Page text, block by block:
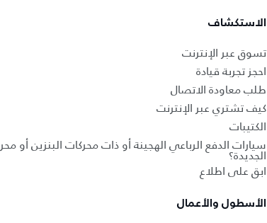
الاستكشاف
تسوق عبر الإنترنت
احجز تجربة قيادة
طلب معاودة الاتصال
كيف تشتري عبر الإنترنت
الكتيبات
سيارات الدفع الرباعي الهجينة أو ذات محركات البنزين أو
الجديدة؟
ابق على اطلاع
الأسطول والأعمال